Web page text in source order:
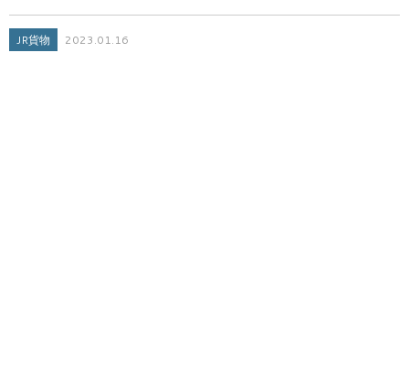
JR貨物 2023.01.16